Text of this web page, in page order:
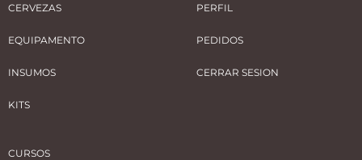
CERVEZAS
EQUIPAMENTO
INSUMOS
KITS
PERFIL
PEDIDOS
CERRAR SESION
CURSOS